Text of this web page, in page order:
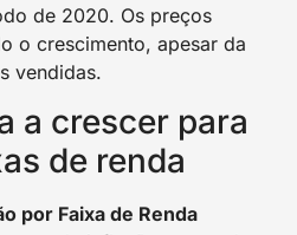
de 2020. Os preços
o crescimento, apesar da
vendidas.
a crescer para
de renda
por Faixa de Renda